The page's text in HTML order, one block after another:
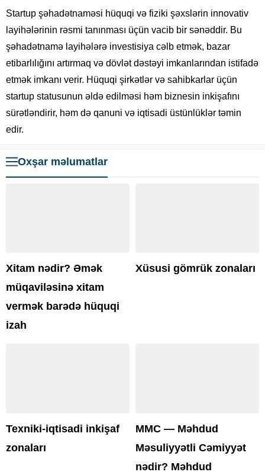
Startup şəhadətnaməsi hüquqi və fiziki şəxslərin innovativ
layihələrinin rəsmi tanınması üçün vacib bir sənəddir. Bu
şəhadətnamə layihələrə investisiya cəlb etmək, bazar
etibarlılığını artırmaq və dövlət dəstəyi imkanlarından istifadə
etmək imkanı verir. Hüquqi şirkətlər və sahibkarlar üçün
startup statusunun əldə edilməsi həm biznesin inkişafını
sürətləndirir, həm də qanuni və iqtisadi üstünlüklər təmin
edir.
Oxşar məlumatlar
Xitam nədir? Əmək
müqaviləsinə xitam
vermək barədə hüquqi
izah
Xüsusi gömrük zonaları
Texniki-iqtisadi inkişaf
zonaları
MMC — Məhdud
Məsuliyyətli Cəmiyyət
nədir? Məhdud